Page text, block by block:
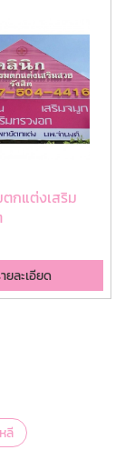
กแต่งเสริม
ยละเอียด
ลี